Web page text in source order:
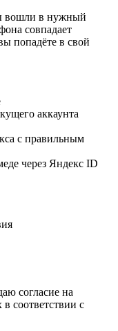
вошли в нужный
совпадает
попадёте в свой
аккаунта
с правильным
через Яндекс ID
согласие на
соответствии с